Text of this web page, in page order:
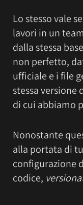
Lo stesso vale
lavori in un
dalla stessa
non perfetto,
ufficiale e i file
stessa versione
di cui abbiamo
Nonostante
alla portata di
configurazione
codice,